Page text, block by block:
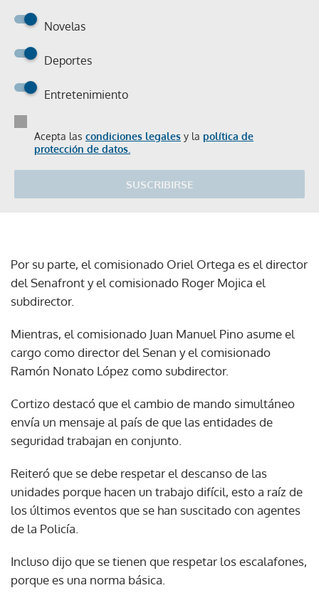
Novelas
Deportes
Entretenimiento
Acepta las condiciones legales y la política de
protección de datos.
SUSCRIBIRSE
Por su parte, el comisionado Oriel Ortega es el director
del Senafront y el comisionado Roger Mojica el
subdirector.
Mientras, el comisionado Juan Manuel Pino asume el
cargo como director del Senan y el comisionado
Ramón Nonato López como subdirector.
Cortizo destacó que el cambio de mando simultáneo
envía un mensaje al país de que las entidades de
seguridad trabajan en conjunto.
Reiteró que se debe respetar el descanso de las
unidades porque hacen un trabajo difícil, esto a raíz de
los últimos eventos que se han suscitado con agentes
de la Policía.
Incluso dijo que se tienen que respetar los escalafones,
porque es una norma básica.